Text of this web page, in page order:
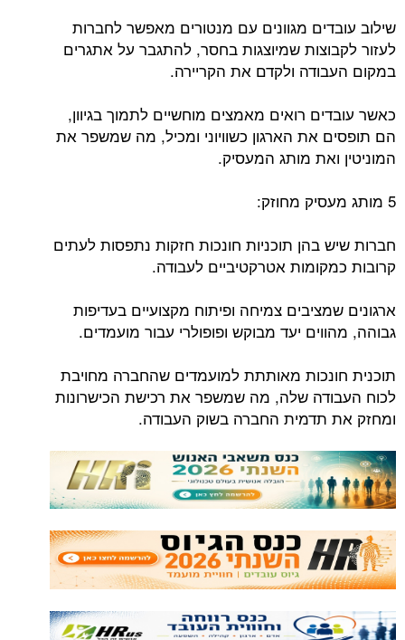
שילוב עובדים מגוונים עם מנטורים מאפשר לחברות
לעזור לקבוצות שמיוצגות בחסר, להתגבר על אתגרים
במקום העבודה ולקדם את הקריירה.
כאשר עובדים רואים מאמצים מוחשיים לתמוך בגיוון,
הם תופסים את הארגון כשוויוני ומכיל, מה שמשפר את
המוניטין ואת מותג המעסיק.
5 מותג מעסיק מחוזק:
חברות שיש בהן תוכניות חונכות חזקות נתפסות לעתים
קרובות כמקומות אטרקטיביים לעבודה.
ארגונים שמציבים צמיחה ופיתוח מקצועיים בעדיפות
גבוהה, מהווים יעד מבוקש ופופולרי עבור מועמדים.
תוכנית חונכות מאותתת למועמדים שהחברה מחויבת
לכוח העבודה שלה, מה שמשפר את רכישת הכישרונות
ומחזק את תדמית החברה בשוק העבודה.